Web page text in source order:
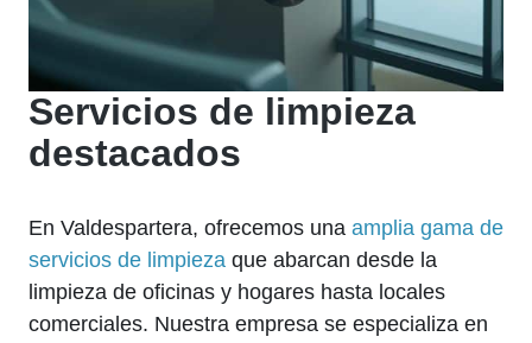
Servicios de limpieza
destacados
En Valdespartera, ofrecemos una amplia gama de
servicios de limpieza que abarcan desde la
limpieza de oficinas y hogares hasta locales
comerciales. Nuestra empresa se especializa en